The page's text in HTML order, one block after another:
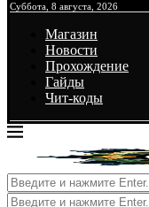
Суббота, 8 августа, 2026
Магазин
Новости
Прохождение
Гайды
Чит-коды